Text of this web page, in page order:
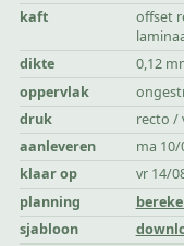
kaft
offset
dikte
0,12
oppervlak
druk
recto /
aanleveren
ma 10/
klaar op
vr 14/
planning
sjabloon